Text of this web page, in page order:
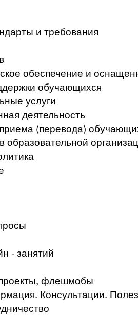
и требования
обеспечение и
обучающихся
услуги
деятельность
(перевода)
образовательной
- занятий
флешмобы
Консультации.